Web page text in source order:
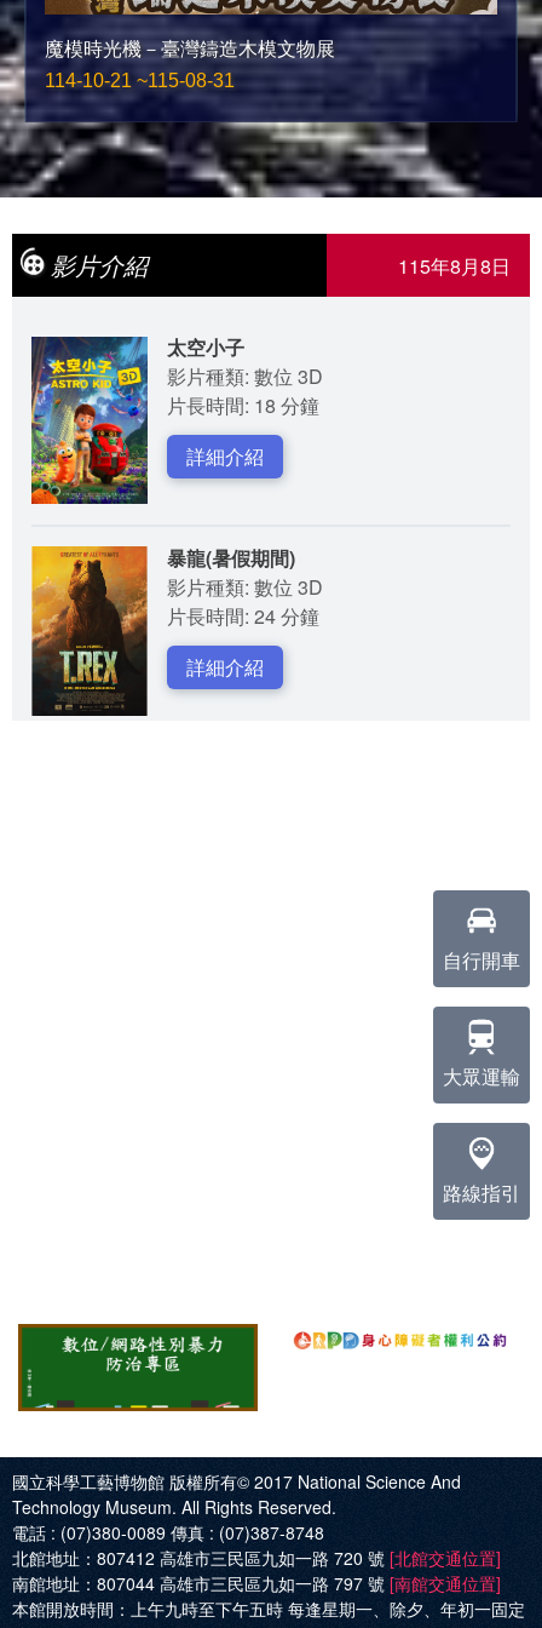
魔模時光機－臺灣鑄造木模文物展
114-10-21 ~115-08-31
影片介紹 115年8月8日
太空小子
影片種類: 數位 3D
片長時間: 18 分鐘
詳細介紹
暴龍(暑假期間)
影片種類: 數位 3D
片長時間: 24 分鐘
詳細介紹
自行開車
大眾運輸
路線指引
國立科學工藝博物館 版權所有© 2017 National Science And
Technology Museum. All Rights Reserved.
電話 : (07)380-0089 傳真 : (07)387-8748
北館地址： 807412 高雄市三民區九如一路 720 號 [北館交通位置]
南館地址： 807044 高雄市三民區九如一路 797 號 [南館交通位置]
本館開放時間： 上午九時至下午五時 每逢星期一、除夕、年初一固定